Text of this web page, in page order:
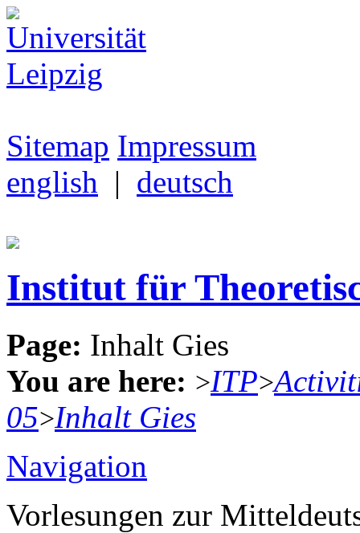
Sitemap Impressum
english | deutsch
Institut für
Page: Inhalt Gies
You are here: >ITP>
05>Inhalt Gies
Navigation
Vorlesungen zur